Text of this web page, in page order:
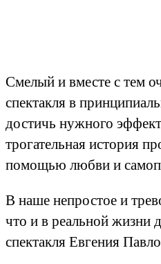
Смелый и вместе с тем
спектакля в
достичь нужного
трогательная история
помощью любви и
В наше непростое и
что и в реальной жизни
спектакля Евгения